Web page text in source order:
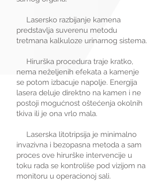
Lasersko razbijanje kamena
predstavlja suverenu metodu
tretmana kalkuloze urinarnog sistema.
Hirurška procedura traje kratko,
nema neželjenih efekata a kamenje
se potom izbacuje napolje. Energija
lasera deluje direktno na kamen i ne
postoji mogućnost oštećenja okolnih
tkiva ili je ona vrlo mala.
Laserska litotripsija je minimalno
invazivna i bezopasna metoda a sam
proces ove hirurške intervencije u
toku rada se kontroliše pod vizijom na
monitoru u operacionoj sali.